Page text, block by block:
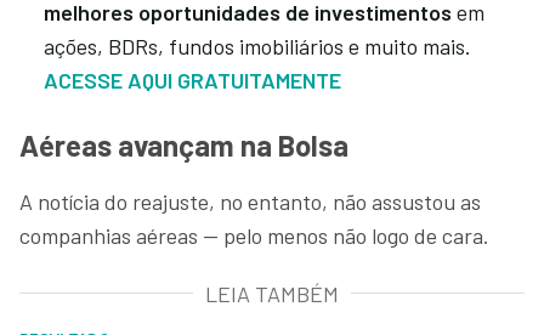
melhores oportunidades de investimentos em
ações, BDRs, fundos imobiliários e muito mais.
ACESSE AQUI GRATUITAMENTE
Aéreas avançam na Bolsa
A notícia do reajuste, no entanto, não assustou as
companhias aéreas — pelo menos não logo de cara.
LEIA TAMBÉM